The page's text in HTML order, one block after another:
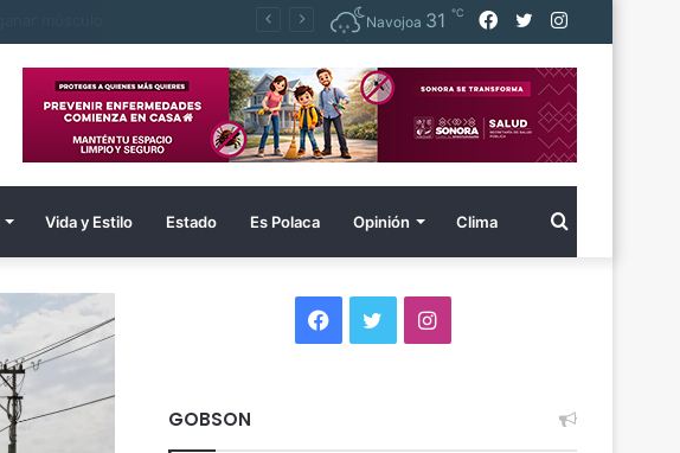
Instagram
Twitter
Facebook
Navojoa 31 ℃
Vida y Estilo Estado Es Polaca Opinión Clima Buscar
Facebook
TwitterInstagram
GOBSON